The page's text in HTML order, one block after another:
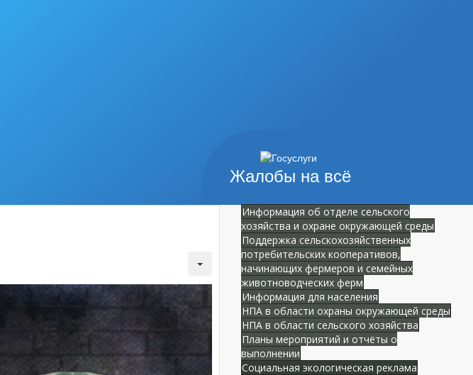
Жалобы на всё
Информация об отделе сельского
хозяйства и охране окружающей среды
Поддержка сельскохозяйственных
потребительских кооперативов,
начинающих фермеров и семейных
животноводческих ферм
Информация для населения
НПА в области охраны окружающей среды
НПА в области сельского хозяйства
Планы мероприятий и отчёты о
выполнении
Социальная экологическая реклама